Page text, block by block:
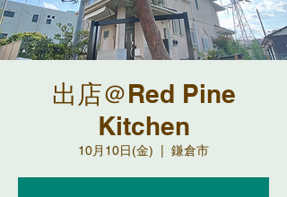
出店＠Red Pine
Kitchen
10月10日(金) 鎌倉市